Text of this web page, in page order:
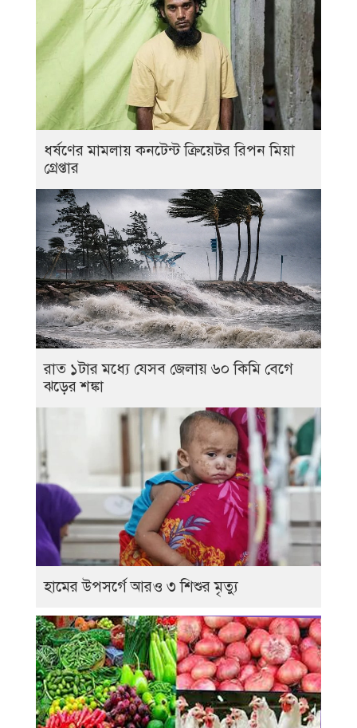
ধর্ষণের মামলায় কনটেন্ট ক্রিয়েটর রিপন মিয়া
গ্রেপ্তার
রাত ১টার মধ্যে যেসব জেলায় ৬০ কিমি বেগে
ঝড়ের শঙ্কা
হামের উপসর্গে আরও ৩ শিশুর মৃত্যু